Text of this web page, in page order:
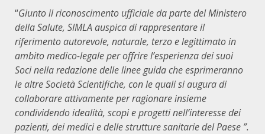
“Giunto il riconoscimento ufficiale da parte del Ministero
della Salute, SIMLA auspica di rappresentare il
riferimento autorevole, naturale, terzo e legittimato in
ambito medico-legale per offrire l’esperienza dei suoi
Soci nella redazione delle linee guida che esprimeranno
le altre Società Scientifiche, con le quali si augura di
collaborare attivamente per ragionare insieme
condividendo idealità, scopi e progetti nell’interesse dei
pazienti, dei medici e delle strutture sanitarie del Paese ”.